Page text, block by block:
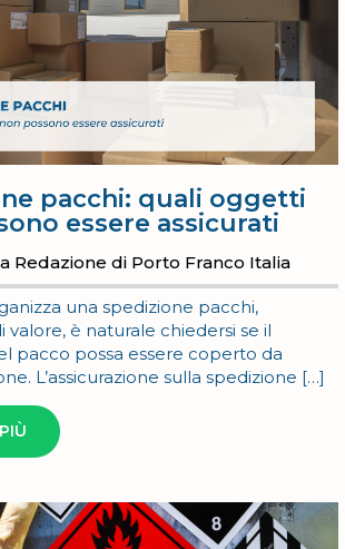
pacchi: quali oggetti
essere assicurati
Redazione di Porto Franco Italia
una spedizione pacchi,
è naturale chiedersi se il
pacco possa essere coperto da
L’assicurazione sulla spedizione […]